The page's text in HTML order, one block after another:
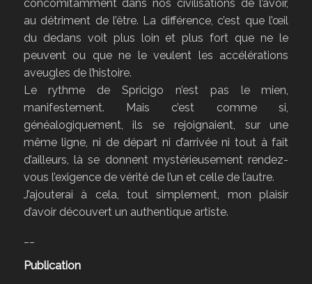
concomitamment dans nos civilisations de l’avoir,
au détriment de l’être. La différence, c’est que l’œil
du dedans voit plus loin et plus fort que ne le
peuvent ou que ne le veulent les accélérations
aveugles de l’histoire.
Le rythme de Spricigo n’est pas le mien,
manifestement. Mais c’est comme si,
généalogiquement, ils se rejoignaient, sur une
même ligne, ni de départ ni d’arrivée ni tout à fait
d’ailleurs, là se donnent mystérieusement rendez-
vous l’exigence de vérité de l’un et celle de l’autre.
J’ajouterai à cela, tout simplement, mon plaisir
d’avoir découvert un authentique artiste.
Publication